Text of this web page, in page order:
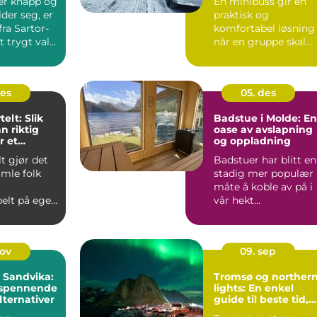
seg, er
Sartor-
trygt valg.
praktisk og
komfortabel løsning
når en gruppe skal
Slik
riktig
et
gjør det
folk
på egen
05. des
Badstue i Molde: En
oase av avslapning
og oppladning
Badstuer har blitt en
stadig mer populær
måte å koble av på i
vår hekt...
09. sep
Tromsø og
lights: En enkel
guide til beste tid,